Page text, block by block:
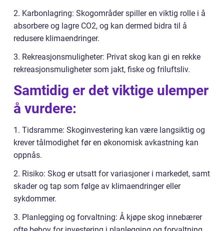
2. Karbonlagring: Skogområder spiller en viktig rolle i å
absorbere og lagre CO2, og kan dermed bidra til å
redusere klimaendringer.
3. Rekreasjonsmuligheter: Privat skog kan gi en rekke
rekreasjonsmuligheter som jakt, fiske og friluftsliv.
Samtidig er det viktige ulemper
å vurdere:
1. Tidsramme: Skoginvestering kan være langsiktig og
krever tålmodighet før en økonomisk avkastning kan
oppnås.
2. Risiko: Skog er utsatt for variasjoner i markedet, samt
skader og tap som følge av klimaendringer eller
sykdommer.
3. Planlegging og forvaltning: Å kjøpe skog innebærer